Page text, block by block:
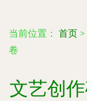
当前位置： 首页 >
卷
文艺创